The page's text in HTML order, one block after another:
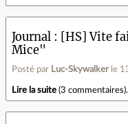
Journal
[HS] Vite
Mice"
Posté par Luc-Skywalker le
Lire la suite (3 commentaires).